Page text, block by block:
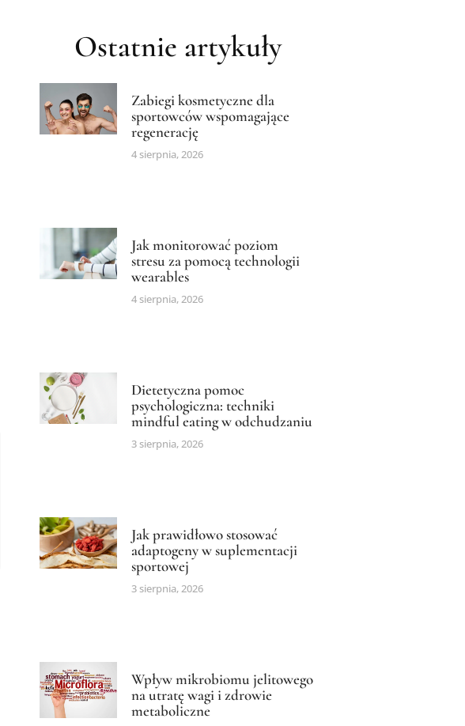
Ostatnie artykuły
Zabiegi kosmetyczne dla
sportowców wspomagające
regenerację
4 sierpnia, 2026
Jak monitorować poziom
stresu za pomocą technologii
wearables
4 sierpnia, 2026
Dietetyczna pomoc
psychologiczna: techniki
mindful eating w odchudzaniu
3 sierpnia, 2026
Jak prawidłowo stosować
adaptogeny w suplementacji
sportowej
3 sierpnia, 2026
Wpływ mikrobiomu jelitowego
na utratę wagi i zdrowie
metaboliczne